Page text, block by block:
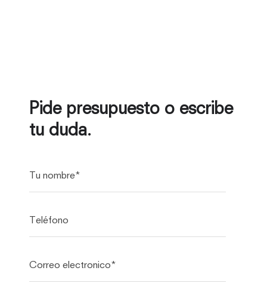
Pide presupuesto o escribe
tu duda.